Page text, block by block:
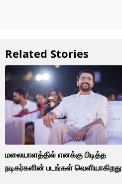
Related Stories
மலையாளத்தில் எனக்கு பிடித்த
நடிகர்களின் படங்கள் வெளியாகிறது